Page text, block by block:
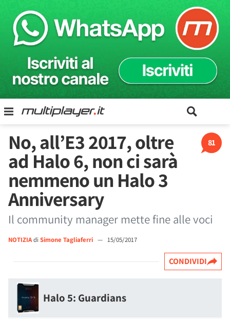
81
No, all’E3 2017, oltre
ad Halo 6, non ci sarà
nemmeno un Halo 3
Anniversary
Il community manager mette fine alle voci
NOTIZIAdi Simone Tagliaferri — 15/05/2017
CONDIVIDI
Halo 5: Guardians